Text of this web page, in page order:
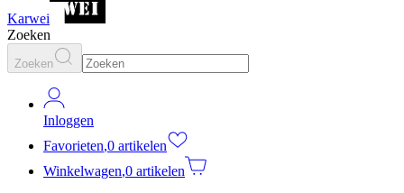
Karwei
Zoeken
Zoeken
Inloggen
Favorieten,0 artikelen
Winkelwagen,0 artikelen